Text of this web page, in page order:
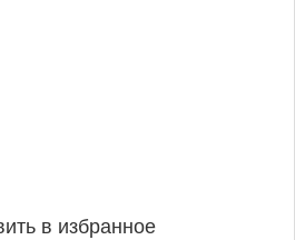
в избранное